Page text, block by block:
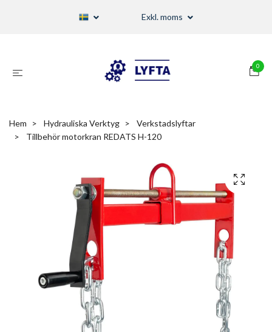
Exkl. moms
0
Hem Hydrauliska Verktyg
Verkstadslyftar
Tillbehör motorkran REDATS H-120